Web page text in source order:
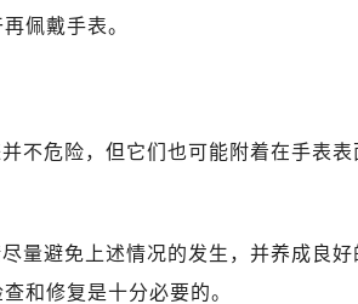
佩戴手表。
不危险，但它们也可能附着在手表
量避免上述情况的发生，并养成良
和修复是十分必要的。